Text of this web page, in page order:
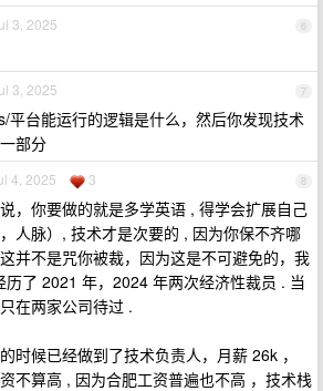
6
3, 2025
7
3, 2025
平台能运行的逻辑是什么，然后你发现技术
部分
8
4, 2025 3
，你要做的就是多学英语 , 得学会扩展自己
人脉）, 技术才是次要的 , 因为你保不齐哪
并不是咒你被裁，因为这是不可避免的，我
历了 2021 年，2024 年两次经济性裁员 . 当
在两家公司待过 .
时候已经做到了技术负责人，月薪 26k ，
不算高 , 因为合肥工资普遍也不高 ，技术栈